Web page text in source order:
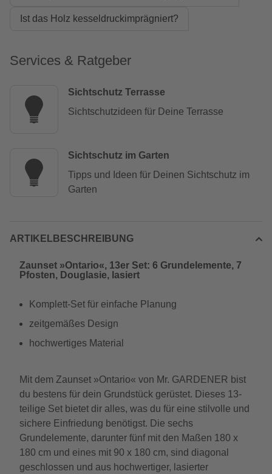
Ist das Holz kesseldruckimprägniert?
Services & Ratgeber
Sichtschutz Terrasse
Sichtschutzideen für Deine Terrasse
Sichtschutz im Garten
Tipps und Ideen für Deinen Sichtschutz im
Garten
ARTIKELBESCHREIBUNG
Zaunset »Ontario«, 13er Set: 6 Grundelemente, 7
Pfosten, Douglasie, lasiert
Komplett-Set für einfache Planung
zeitgemäßes Design
hochwertiges Material
Mit dem Zaunset »Ontario« von Mr. GARDENER bist
du bestens für dein Grundstück gerüstet. Dieses 13-
teilige Set bietet dir alles, was du für eine stilvolle und
sichere Einfriedung benötigst. Die sechs
Grundelemente, darunter fünf mit den Maßen 180 x
180 cm und eines mit 90 x 180 cm, sind diagonal
geschlossen und aus hochwertiger, lasierter